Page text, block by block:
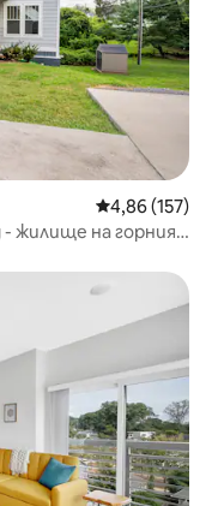
Средна
4,86 (157)
- жилище на горния